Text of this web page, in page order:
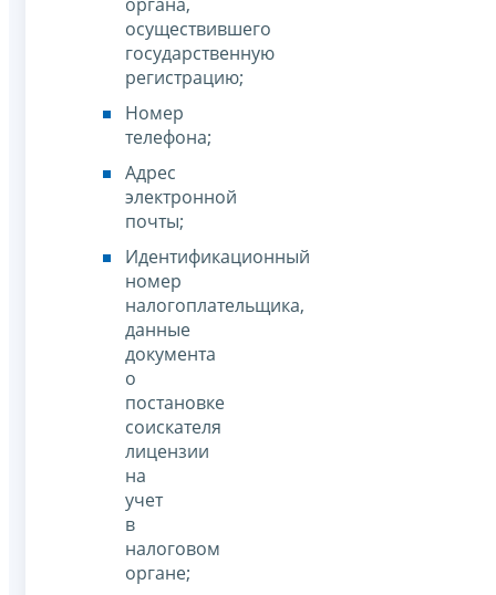
органа,
осуществившего
государственную
регистрацию;
Номер
телефона;
Адрес
электронной
почты;
Идентификационный
номер
налогоплательщика,
данные
документа
о
постановке
соискателя
лицензии
на
учет
в
налоговом
органе;